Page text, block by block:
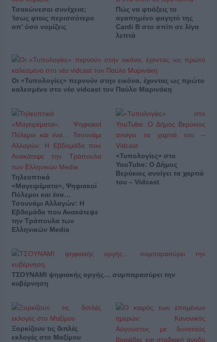
Τσακώνεσαι συνέχεια;
Ίσως φταις περισσότερο
απ’ όσο νομίζεις
Πώς να φτιάξεις το
αγαπημένο φαγητό της
Cardi B στο σπίτι σε λίγα
λεπτά
Οι «Τυπολογίες» περνούν στην εικόνα, έχοντας ως πρώτο
καλεσμένο στο νέο vidcast τον Παύλο Μαρινάκη
Τηλεοπτικά
«Μαγειρέματα», Ψηφιακοί
Πόλεμοι και ένα…
Τσουνάμι Αλλαγών: Η
Εβδομάδα που Ανακάτεψε
την Τράπουλα των
Ελληνικών Media
«Τυπολογίες» στο
YouTube: Ο Δήμος
Βερύκιος ανοίγει τα χαρτιά
του – Vidcast
ΤΣΟΥΝΑΜΙ ψηφιακής οργής… συμπαρασύρει την
κυβέρνηση
Ξορκίζουν τις διπλές
εκλογές στο Μαξίμου